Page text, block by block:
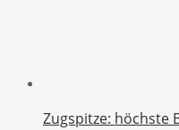
Zugspitze: höchste